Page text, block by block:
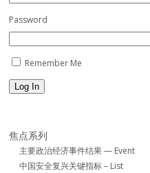
Password
Remember Me
Log In
焦点系列
主要政治经济事件结果 — Event
中国安全复兴关键指标 – List